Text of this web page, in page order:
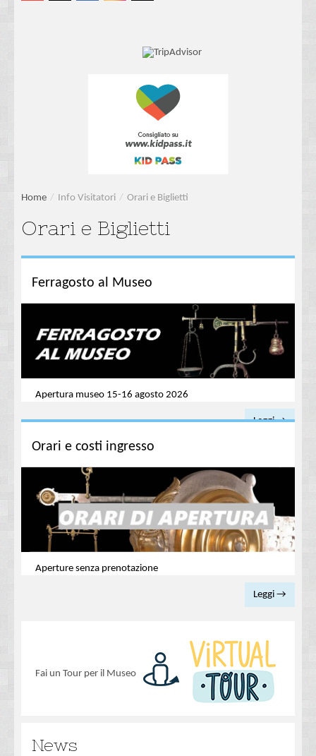
Home / Info Visitatori / Orari e Biglietti
Orari e Biglietti
Ferragosto al Museo
Apertura museo 15-16 agosto 2026
Leggi →
Orari e costi ingresso
Aperture senza prenotazione
Leggi →
Fai un Tour per il Museo
News